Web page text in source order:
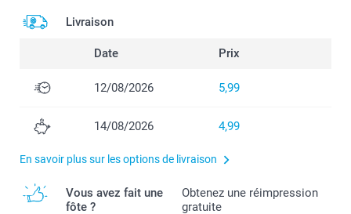
Livraison
Date Prix
12/08/2026 5,99
14/08/2026 4,99
En savoir plus sur les options de livraison
Vous avez fait une
fôte ?
Obtenez une réimpression
gratuite